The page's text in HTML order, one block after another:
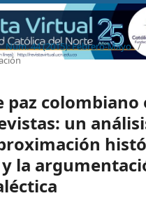
Núm. 44 (2015): Febrero-Mayo /
paz colombiano
un
la